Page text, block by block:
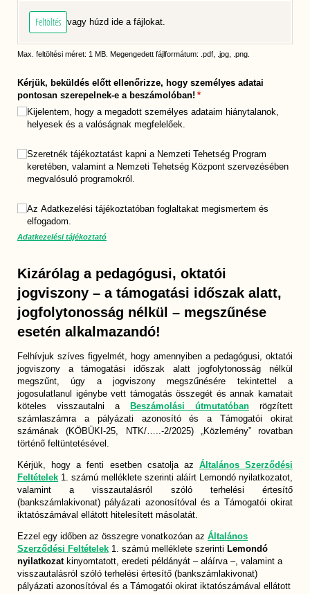
Feltöltés vagy húzd ide a fájlokat.
Max. feltöltési méret: 1 MB. Megengedett fájlformátum: .pdf, .jpg, .png.
Kérjük, beküldés előtt ellenőrizze, hogy személyes adatai
pontosan szerepelnek-e a beszámolóban! *
(megadása kötelező)
Kijelentem, hogy a megadott személyes adataim hiánytalanok,
helyesek és a valóságnak megfelelőek.
Hírlevél feliratkozás
Szeretnék tájékoztatást kapni a Nemzeti Tehetség Program
keretében, valamint a Nemzeti Tehetség Központ szervezésében
megvalósuló programokról.
Az Adatkezelési tájékoztató elfogadása*
(megadása kötelező)
Az Adatkezelési tájékoztatóban foglaltakat megismertem és
elfogadom.
Adatkezelési tájékoztató
Kizárólag a pedagógusi, oktatói
jogviszony – a támogatási időszak alatt,
jogfolytonosság nélkül – megszűnése
esetén alkalmazandó!
Felhívjuk szíves figyelmét, hogy amennyiben a pedagógusi, oktatói
jogviszony a támogatási időszak alatt jogfolytonosság nélkül
megszűnt, úgy a jogviszony megszűnésére tekintettel a
jogosulatlanul igénybe vett támogatás összegét és annak kamatait
köteles visszautalni a
Beszámolási útmutatóban rögzített
számlaszámra a pályázati azonosító és a Támogatói okirat
számának (KÖBÜKI-25, NTK/…..-2/2025) „Közlemény” rovatban
történő feltüntetésével.
Kérjük, hogy a fenti esetben csatolja az Általános Szerződési
Feltételek 1. számú melléklete szerinti aláírt Lemondó nyilatkozatot,
valamint a visszautalásról szóló terhelési értesítő
(bankszámlakivonat) pályázati azonosítóval és a Támogatói okirat
iktatószámával ellátott hitelesített másolatát.
Ezzel egy időben az összegre vonatkozóan az Általános
Szerződési Feltételek 1. számú melléklete szerinti Lemondó
nyilatkozatkinyomtatott, eredeti példányát – aláírva –, valamint a
visszautalásról szóló terhelési értesítő (bankszámlakivonat)
pályázati azonosítóval és a Támogatói okirat iktatószámával ellátott